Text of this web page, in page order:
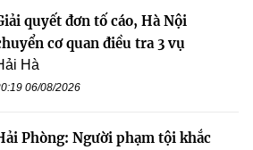
quyết đơn tố cáo, Hà Nội
cơ quan điều tra 3 vụ
Hà
06/08/2026
Phòng: Người phạm tội khắc